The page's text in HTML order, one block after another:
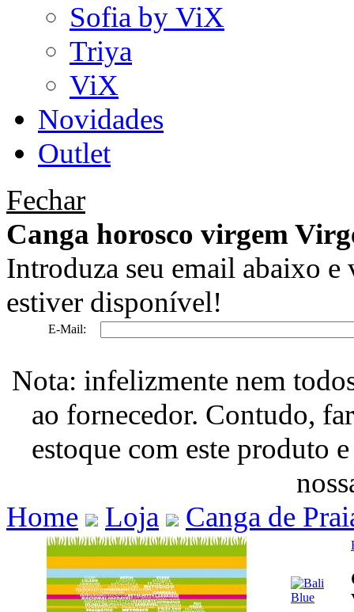
Sofia by ViX
Triya
ViX
Novidades
Outlet
Fechar
Canga horosco virgem
Introduza seu email abaixo
estiver disponível!
E-Mail:
Nota: infelizmente nem
ao fornecedor. Contudo,
estoque com este produto
Home
Loja Canga de